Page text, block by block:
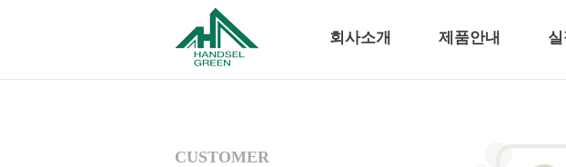
회사소개 제품안내
CUSTOMER